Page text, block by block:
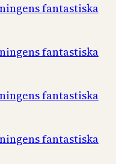
fantastiska
fantastiska
fantastiska
fantastiska